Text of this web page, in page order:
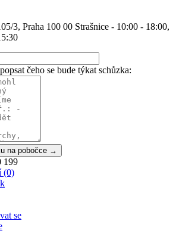
3, Praha 100 00 Strašnice - 10:00 - 18:00,
čeho se bude týkat schůzka:
na pobočce →
199
(0)
se